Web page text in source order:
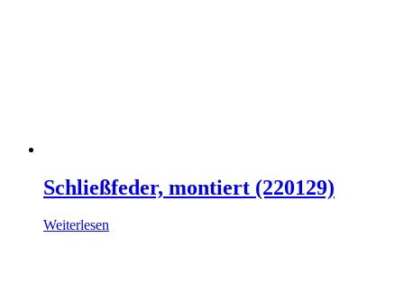
Schließfeder, montiert (220129)
Weiterlesen